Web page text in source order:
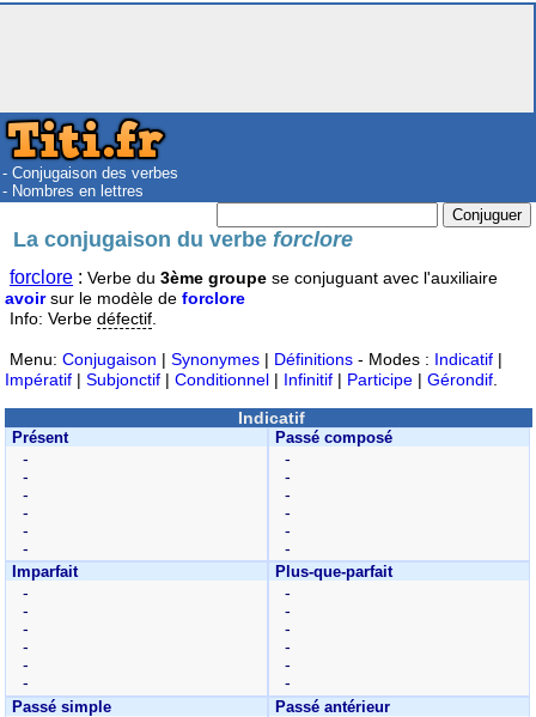
- Conjugaison des verbes
- Nombres en lettres
La conjugaison du verbeforclore
forclore : Verbe du 3ème groupe se conjuguant avec l'auxiliaire
avoirsur le modèle de forclore
Info: Verbe défectif
Menu: Conjugaison | Synonymes | Définitions - Modes : Indicatif |
Impératif | Subjonctif | Conditionnel | Infinitif | Participe | Gérondif
Indicatif
Présent
-
-
-
-
-
-
Passé composé
-
-
-
-
-
-
Imparfait
-
-
-
-
-
-
Plus-que-parfait
-
-
-
-
-
-
Passé simple
Passé antérieur